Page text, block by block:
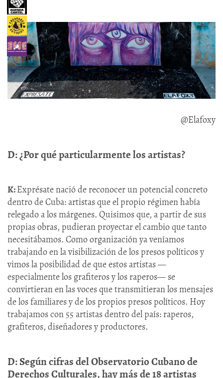
@Elafoxy
D: ¿Por qué particularmente los artistas?
K:Exprésate nació de reconocer un potencial concreto
dentro de Cuba: artistas que el propio régimen había
relegado a los márgenes. Quisimos que, a partir de sus
propias obras, pudieran proyectar el cambio que tanto
necesitábamos. Como organización ya veníamos
trabajando en la visibilización de los presos políticos y
vimos la posibilidad de que estos artistas —
especialmente los grafiteros y los raperos— se
convirtieran en las voces que transmitieran los mensajes
de los familiares y de los propios presos políticos. Hoy
trabajamos con 55 artistas dentro del país: raperos,
grafiteros, diseñadores y productores.
D: Según cifras del Observatorio Cubano de
Derechos Culturales, hay más de 18 artistas